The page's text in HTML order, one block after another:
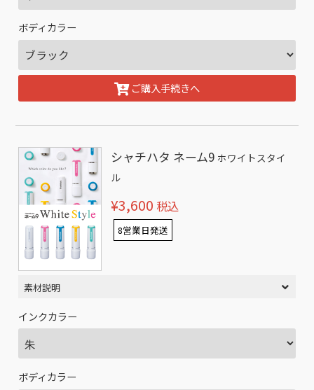
ボディカラー
ご購入手続きへ
シャチハタ ネーム9 ホワイトスタイ
ル
¥3,600 税込
8営業日発送
素材説明
インクカラー
ボディカラー